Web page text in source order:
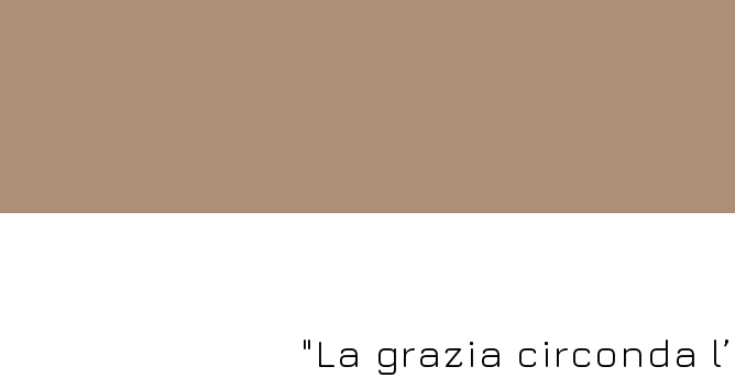
"La grazia circonda